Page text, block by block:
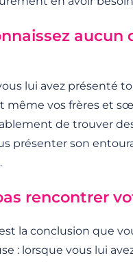
aucun
lui avez présenté
même vos frères et
de trouver
présenter son
rencontrer
la conclusion que
: lorsque vous lui